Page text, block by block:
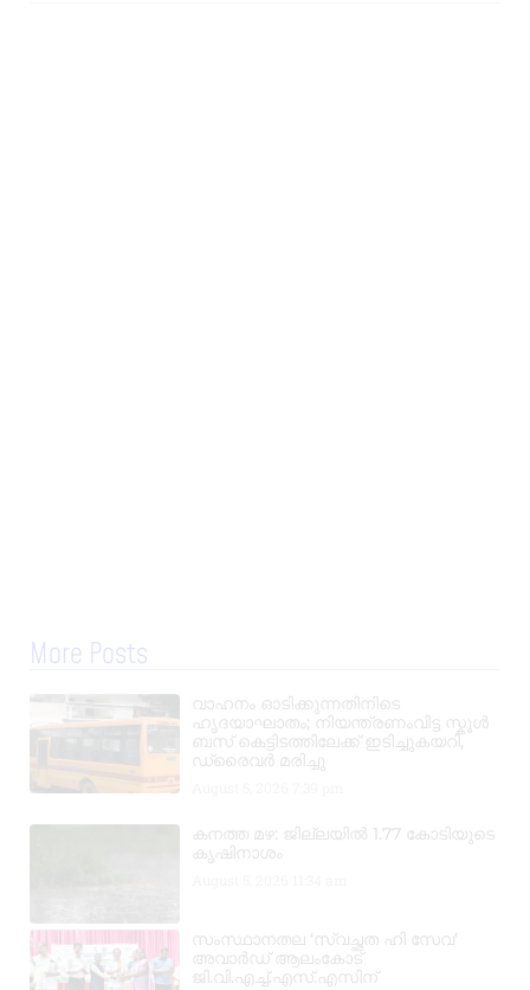
More Posts
വാഹനം ഓടിക്കുന്നതിനിടെ
ഹൃദയാഘാതം; നിയന്ത്രണംവിട്ട സ്കൂൾ
ബസ് കെട്ടിടത്തിലേക്ക് ഇടിച്ചുകയറി,
ഡ്രൈവർ മരിച്ചു
കനത്ത മഴ: ജില്ലയിൽ 1.77 കോടിയുടെ
കൃഷിനാശം
സംസ്ഥാനതല ‘സ്വച്ഛത ഹി സേവ’
അവാർഡ് ആലംകോട്
ജി.വി.എച്ച്.എസ്.എസിന്